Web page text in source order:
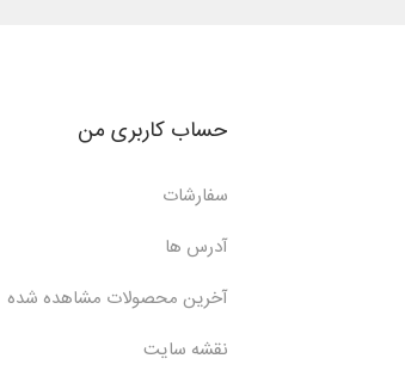
حساب کاربری من
سفارشات
آدرس ها
آخرین محصولات مشاهده شده
نقشه سایت